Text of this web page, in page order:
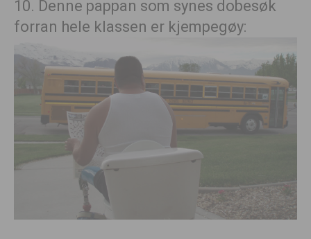
10. Denne pappan som synes dobesøk
forran hele klassen er kjempegøy: